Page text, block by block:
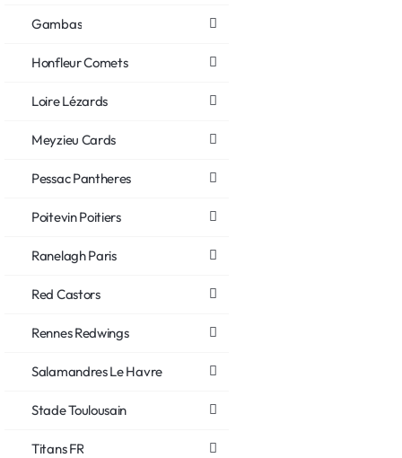
Gambas
Honfleur Comets
Loire Lézards
Meyzieu Cards
Pessac Pantheres
Poitevin Poitiers
Ranelagh Paris
Red Castors
Rennes Redwings
Salamandres Le Havre
Stade Toulousain
Titans FR